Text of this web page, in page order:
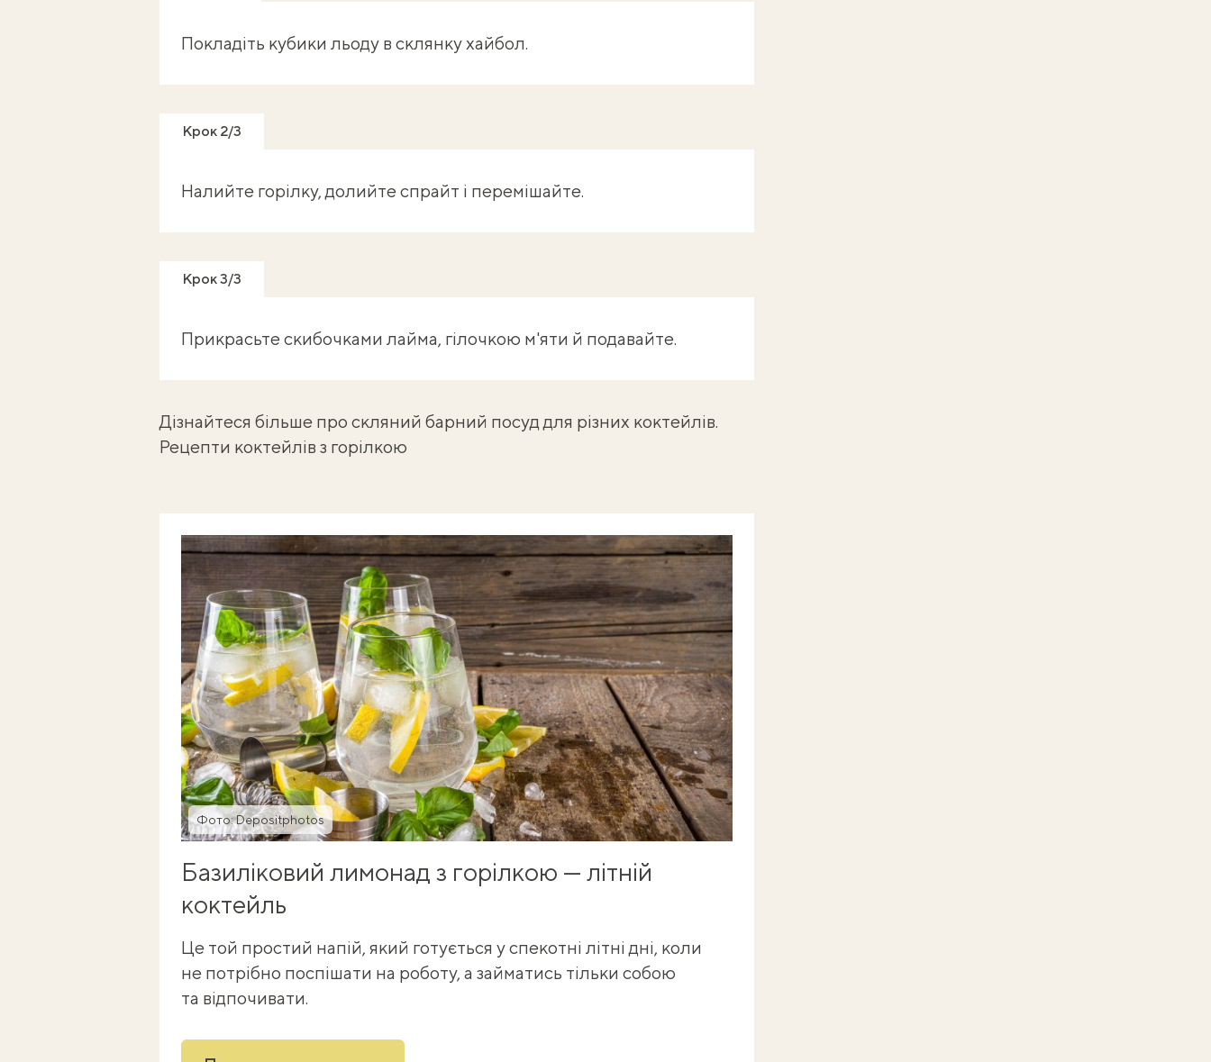
Покладіть кубики льоду в склянку хайбол.
Крок 2/3
Налийте горілку, долийте спрайт і перемішайте.
Крок 3/3
Прикрасьте скибочками лайма, гілочкою м'яти й подавайте.
Дізнайтеся більше про скляний барний посуд для різних коктейлів.
Рецепти коктейлів з горілкою
Фото: Depositphotos
Базиліковий лимонад з горілкою — літній
коктейль
Це той простий напій, який готується у спекотні літні дні, коли
не потрібно поспішати на роботу, а займатись тільки собою
та відпочивати.